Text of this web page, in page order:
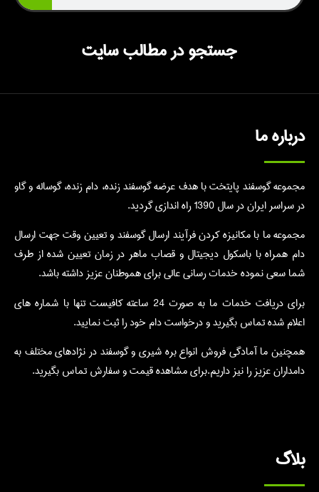
جستجو در مطالب سایت
درباره ما
مجموعه گوسفند پایتخت با هدف عرضه گوسفند زنده، دام زنده، گوساله و گاو
در سراسر ایران در سال 1390 راه اندازی گردید.
مجموعه ما با مکانیزه کردن فرآیند ارسال گوسفند و تعیین وقت جهت ارسال
دام همراه با باسکول دیجیتال و قصاب ماهر در زمان تعیین شده از طرف
شما سعی نموده خدمات رسانی عالی برای هموطنان عزیز داشته باشد.
برای دریافت خدمات ما به صورت 24 ساعته کافیست تنها با شماره های
اعلام شده تماس بگیرید و درخواست دام خود را ثبت نمایید.
همچنین ما آمادگی فروش انواع بره شیری و گوسفند در نژادهای مختلف به
دامداران عزیز را نیز داریم.برای مشاهده قیمت و سفارش تماس بگیرید.
بلاگ